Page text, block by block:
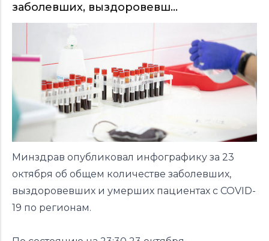
заболевших, выздоровевш...
Минздрав опубликовал инфографику за 23
октября об общем количестве заболевших,
выздоровевших и умерших пациентах с COVID-
19 по регионам.